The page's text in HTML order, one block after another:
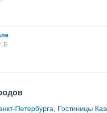
Б
Петербурга
Гостиницы